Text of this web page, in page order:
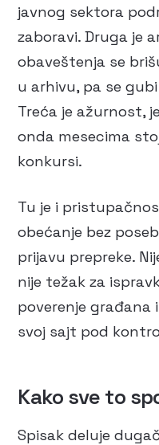
javnog sektora
zaboravi. Druga je
obaveštenja se
u arhivu, pa se
Treća je ažurnost,
onda mesecima
konkursi.
Tu je i
obećanje bez
prijavu prepreke.
nije težak za
poverenje građana
svoj sajt pod
Kako sve to
Spisak deluje